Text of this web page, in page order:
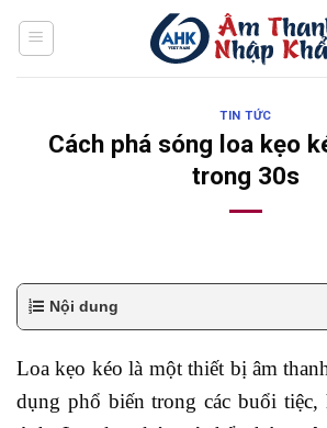
TIN TỨC
Cách phá sóng loa kẹo
trong 30s
Nội dung
Loa kẹo kéo là một thiết bị âm
dụng phổ biến trong các buổi tiệc,